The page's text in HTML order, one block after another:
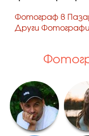
Фотограф в
Други Фотографи